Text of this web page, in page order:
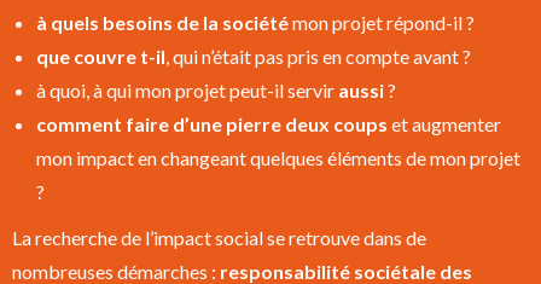
à quels besoins de la sociétémon projet répond-il ?
que couvre t-il, qui n’était pas pris en compte avant ?
à quoi, à qui mon projet peut-il servir aussi?
comment faire d’une pierre deux coups et augmenter
mon impact en changeant quelques éléments de mon projet
?
La recherche de l’impact social se retrouve dans de
nombreuses démarches : responsabilité sociétale des